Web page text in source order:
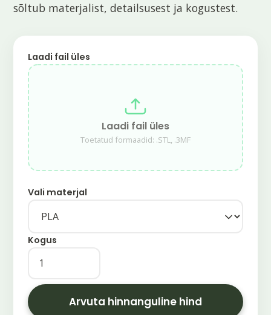
sõltub materjalist, detailsusest ja kogustest.
Laadi fail üles
Laadi fail üles
Toetatud formaadid: .STL, .3MF
Vali materjal
Kogus
Arvuta hinnanguline hind